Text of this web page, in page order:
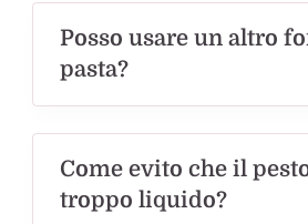
Posso usare un altro
pasta?
Come evito che il
troppo liquido?